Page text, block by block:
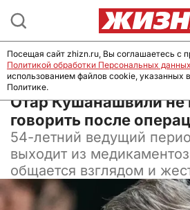
25 июня 2024, 08:28
Отар Кушанашвили
говорить после
54-летний ведущий
выходит из
общается взглядом и
Посещая сайт zhizn.ru, Вы соглашаетесь с
Политикой обработки Персональных данных
использованием файлов cookie, указанных
Политике.